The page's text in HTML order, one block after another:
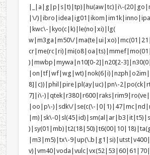
|\/
|kwc\-
w|m3ga|m50\/
)|mwbp|mywa|n10[0-2]|n20[2-
8]|c))|phil|pire|pl(ay|uc)|pn\-
7]|i\-
|oo|p\-)|sdk\/|se(c(\-
|m)|sk\-
|m3|m5)|tx\-